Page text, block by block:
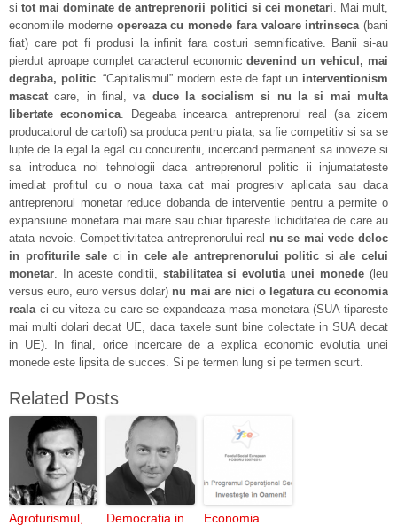
sitot mai dominate de antreprenorii politici si cei monetari. Mai mult,
economiile moderne opereaza cu monede fara valoare intrinseca(bani
fiat) care pot fi produsi la infinit fara costuri semnificative. Banii si-au
pierdut aproape complet caracterul economicdevenind un vehicul, mai
degraba, politic. “Capitalismul” modern este de fapt un interventionism
mascat care, in final, va duce la socialism si nu la si mai multa
libertate economica. Degeaba incearca antreprenorul real (sa zicem
producatorul de cartofi) sa produca pentru piata, sa fie competitiv si sa se
lupte de la egal la egal cu concurentii, incercand permanent sa inoveze si
sa introduca noi tehnologii daca antreprenorul politic ii injumatateste
imediat profitul cu o noua taxa cat mai progresiv aplicata sau daca
antreprenorul monetar reduce dobanda de interventie pentru a permite o
expansiune monetara mai mare sau chiar tipareste lichiditatea de care au
atata nevoie. Competitivitatea antreprenorului real nu se mai vede deloc
in profiturile sale ci in cele ale antreprenorului politic si ale celui
monetar. In aceste conditii, stabilitatea si evolutia unei monede (leu
versus euro, euro versus dolar) nu mai are nici o legatura cu economia
realaci cu viteza cu care se expandeaza masa monetara (SUA tipareste
mai multi dolari decat UE, daca taxele sunt bine colectate in SUA decat
in UE). In final, orice incercare de a explica economic evolutia unei
monede este lipsita de succes. Si pe termen lung si pe termen scurt.
Related Posts
Agroturismul,
Democratia in
Economia